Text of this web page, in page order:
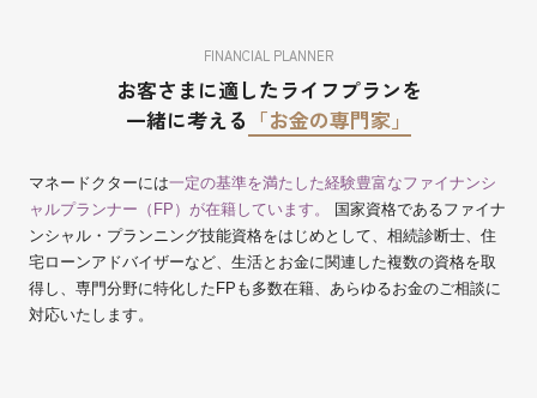
FINANCIAL PLANNER
お客さまに適したライフプランを
一緒に考える 「お金の専門家」
マネードクターには一定の基準を満たした経験豊富なファイナンシ
ャルプランナー（FP）が在籍しています。
国家資格であるファイナ
ンシャル・プランニング技能資格をはじめとして、相続診断士、住
宅ローンアドバイザーなど、生活とお金に関連した複数の資格を取
得し、専門分野に特化したFPも多数在籍、あらゆるお金のご相談に
対応いたします。